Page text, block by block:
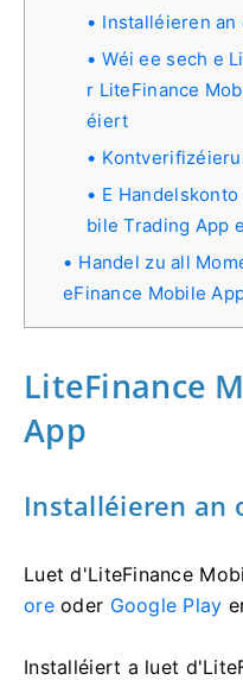
Installéieren an
Wéi ee sech e
r LiteFinance
éiert
E
bile Trading App
Handel zu all
eFinance Mobile
LiteFinance
App
Installéieren an
Luet d'LiteFinance
oreoder Google Play
Installéiert a luet